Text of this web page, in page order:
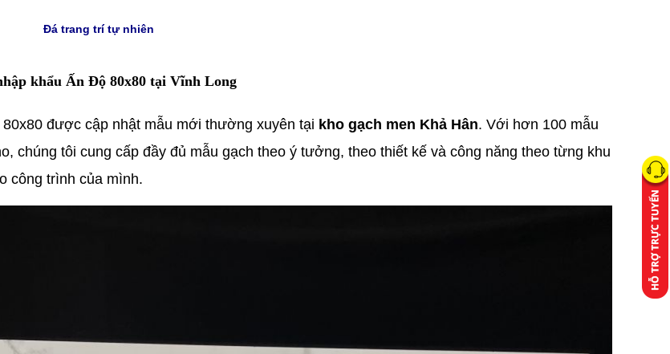
Đá trang trí tự nhiên
khẩu Ấn Độ 80x80 tại Vĩnh Long
được cập nhật mẫu mới thường xuyên tại kho gạch men Khả Hân. Với hơn 100 mẫu
chúng tôi cung cấp đầy đủ mẫu gạch theo ý tưởng, theo thiết kế và công năng theo từng khu
công trình của mình.